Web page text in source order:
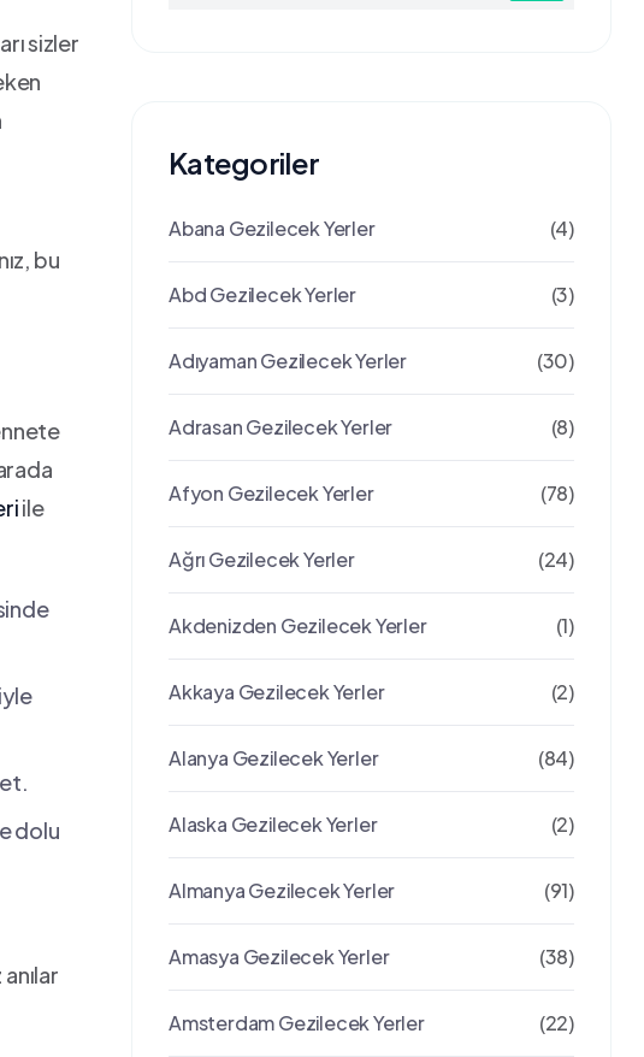
⁢sizler
bu
ile
dolu
Kategoriler
Abana Gezilecek Yerler (4)
Abd Gezilecek Yerler (3)
Adıyaman Gezilecek Yerler (30)
Adrasan Gezilecek Yerler (8)
Afyon Gezilecek Yerler (78)
Ağrı Gezilecek Yerler (24)
Akdenizden Gezilecek Yerler (1)
Akkaya Gezilecek Yerler (2)
Alanya Gezilecek Yerler (84)
Alaska Gezilecek Yerler (2)
Almanya Gezilecek Yerler (91)
Amasya Gezilecek Yerler (38)
Amsterdam Gezilecek Yerler (22)